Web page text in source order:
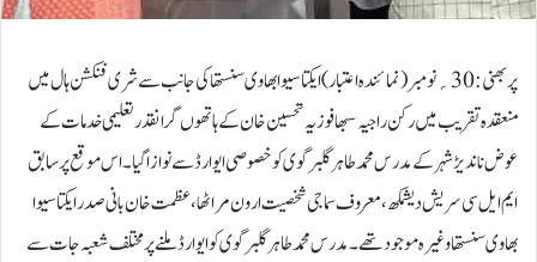
پربھنی:30؍نومبر ( نمائندہ اعتبار) ایکتا سیوا بھاوی سنستھا کی جانب سے شری فنکشن ہال میں
منعقدہ تقریب میں رکن راجیہ سبھا فوزیہ تحسین خان کے ہاتھوں گرانقدر تعلیمی خدمات کے
عوض ناندیڑ شہر کے مدرس محمد طاہر گلبرگوی کو خصوصی ایوارڈ سے نوازا گیا۔ اس موقع پر سابق
ایم ایل سی سریش دیشمکھ، معروف سماجی شخصیت ارون مراٹھا، عظمت خان بانی صدر ایکتا سیوا
بھاوی سنستھا وغیرہ موجود تھے۔ مدرس محمد طاہر گلبرگوی کو ایوارڈ ملنے پر مختلف شعبہ جات سے